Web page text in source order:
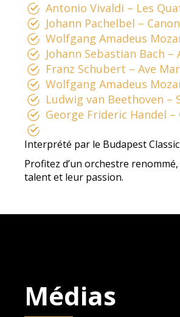
Antonio Vivaldi – Les
Johann Pachelbel –
Wolfgang Amadeus
Johann Sebastian Bach
Franz Schubert – Ave
Wolfgang Amadeus
Ludwig van Beethoven –
George Frideric Handel
Interprété par le Budapest
Profitez d’un orchestre
talent et leur passion.
Médias